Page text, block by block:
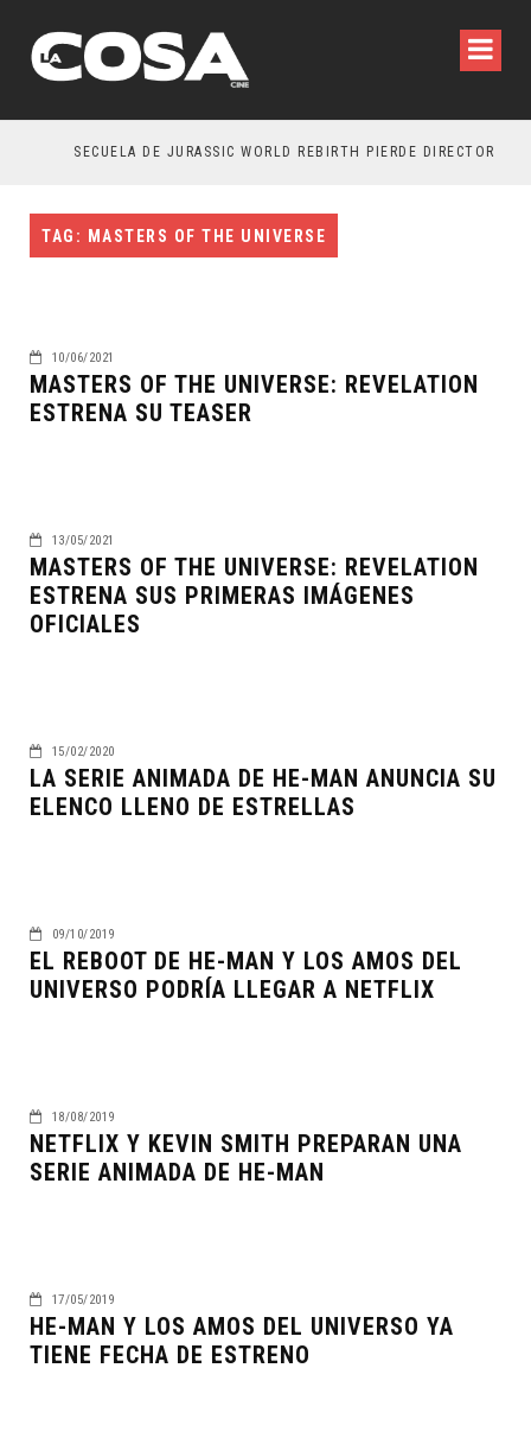
SECUELA DE JURASSIC WORLD REBIRTH PIERDE DIRECTOR
TAG: MASTERS OF THE UNIVERSE
10/06/2021
MASTERS OF THE UNIVERSE: REVELATION
ESTRENA SU TEASER
13/05/2021
MASTERS OF THE UNIVERSE: REVELATION
ESTRENA SUS PRIMERAS IMÁGENES
OFICIALES
15/02/2020
LA SERIE ANIMADA DE HE-MAN ANUNCIA SU
ELENCO LLENO DE ESTRELLAS
09/10/2019
EL REBOOT DE HE-MAN Y LOS AMOS DEL
UNIVERSO PODRÍA LLEGAR A NETFLIX
18/08/2019
NETFLIX Y KEVIN SMITH PREPARAN UNA
SERIE ANIMADA DE HE-MAN
17/05/2019
HE-MAN Y LOS AMOS DEL UNIVERSO YA
TIENE FECHA DE ESTRENO